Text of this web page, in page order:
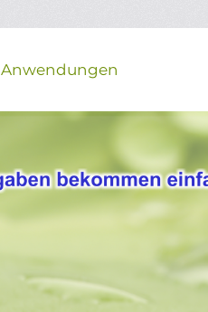
Anwendungen